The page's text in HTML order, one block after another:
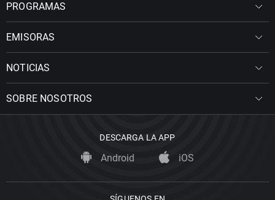
PROGRAMAS
EMISORAS
NOTICIAS
SOBRE NOSOTROS
DESCARGA LA APP
Android iOS